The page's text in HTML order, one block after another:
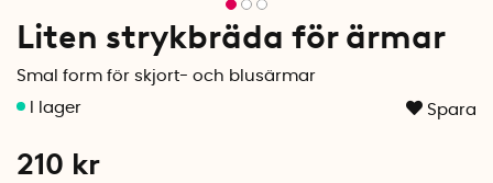
Liten strykbräda för ärmar
Smal form för skjort- och blusärmar
Spara
210 kr